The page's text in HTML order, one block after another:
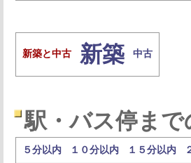
新築と中古 新築 中古
駅・バス停まで
５分以内 １０分以内 １５分以内